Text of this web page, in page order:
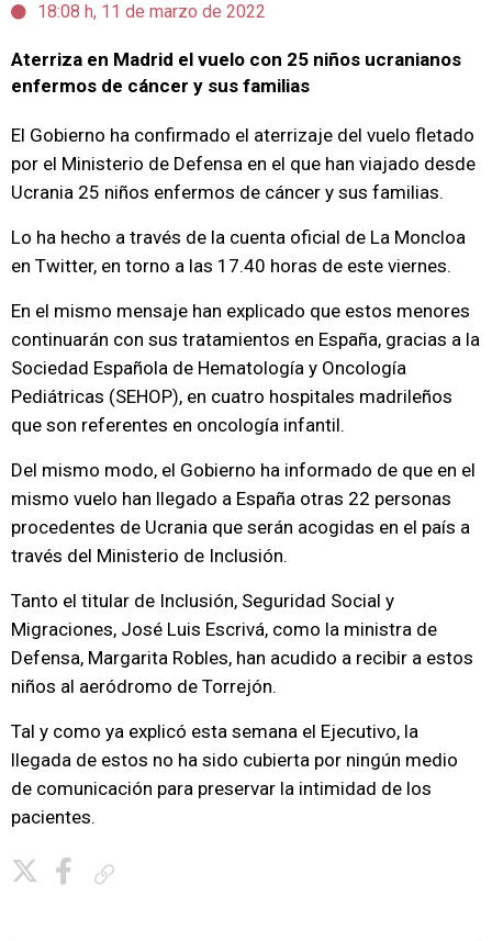
18:08 h, 11 de marzo de 2022
Aterriza en Madrid el vuelo con 25 niños ucranianos
enfermos de cáncer y sus familias
El Gobierno ha confirmado el aterrizaje del vuelo fletado
por el Ministerio de Defensa en el que han viajado desde
Ucrania 25 niños enfermos de cáncer y sus familias.
Lo ha hecho a través de la cuenta oficial de La Moncloa
en Twitter, en torno a las 17.40 horas de este viernes.
En el mismo mensaje han explicado que estos menores
continuarán con sus tratamientos en España, gracias a la
Sociedad Española de Hematología y Oncología
Pediátricas (SEHOP), en cuatro hospitales madrileños
que son referentes en oncología infantil.
Del mismo modo, el Gobierno ha informado de que en el
mismo vuelo han llegado a España otras 22 personas
procedentes de Ucrania que serán acogidas en el país a
través del Ministerio de Inclusión.
Tanto el titular de Inclusión, Seguridad Social y
Migraciones, José Luis Escrivá, como la ministra de
Defensa, Margarita Robles, han acudido a recibir a estos
niños al aeródromo de Torrejón.
Tal y como ya explicó esta semana el Ejecutivo, la
llegada de estos no ha sido cubierta por ningún medio
de comunicación para preservar la intimidad de los
pacientes.